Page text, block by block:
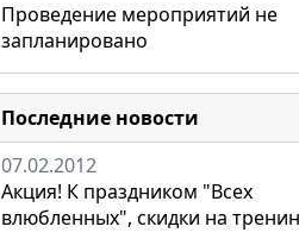
Проведение мероприятий не
запланировано
Последние новости
07.02.2012
Акция! К праздником "Всех
влюбленных", скидки на